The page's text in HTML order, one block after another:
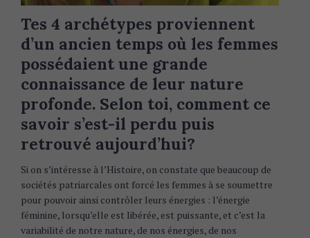
Tes 4 archétypes proviennent
d’un ancien temps où les femmes
possédaient une grande
connaissance de leur nature
profonde. Selon toi, comment ce
savoir s’est-il perdu puis
retrouvé aujourd’hui?
Si on s’intéresse à l’Histoire, on constate que beaucoup de
sociétés patriarcales ont forcé les femmes à se soumettre
pour pouvoir ainsi contrôler leurs énergies : l’énergie
féminine, lorsqu’elle est libérée, est puissante, et c’est la
variabilité de notre nature, de nos énergies, de nos